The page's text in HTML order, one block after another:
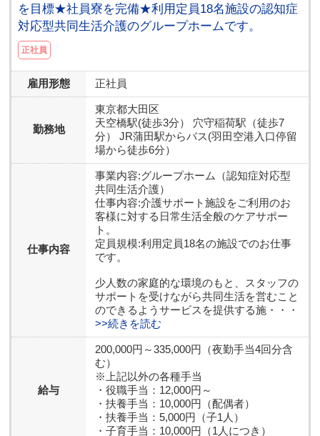
を目標★社員寮を完備★利用定員18名施設の認知症
対応型共同生活介護のグループホームです。
正社員
雇用形態 正社員
勤務地
東京都大田区
天空橋駅(徒歩3分） 穴守稲荷駅（徒歩7
分） JR蒲田駅からバス(羽田空港入口停留
場から徒歩6分）
仕事内容
事業内容:グループホーム（認知症対応型
共同生活介護）
仕事内容:介護サポート施設をご利用のお
客様に対する日常生活全般のケアサポー
ト。
定員規模:利用定員18名の施設でのお仕事
です。
少人数の家庭的な環境のもと、スタッフの
サポートを受けながら共同生活を営むこと
のできるようサービスを提供する施・・・
>>続きを読む
給与
200,000円～335,000円（夜勤手当4回分含
む）
※上記以外の各種手当
・役職手当：12,000円～
・扶養手当：10,000円（配偶者）
・扶養手当：5,000円（子1人）
・子育手当：10,000円（1人につき）